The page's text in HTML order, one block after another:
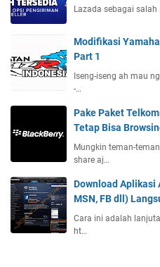
Lazada sebagai
Modifikasi Yamaha
Part 1
Iseng-iseng ah mau
-…
Pake Paket
Tetap Bisa
Mungkin teman-
share aj…
Download Aplikasi
MSN, FB dll)
Cara ini adalah
ht…